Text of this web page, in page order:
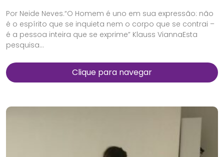
Por Neide Neves.“O Homem é uno em sua expressão: não
é o espírito que se inquieta nem o corpo que se contrai –
é a pessoa inteira que se exprime” Klauss ViannaEsta
pesquisa...
Clique para navegar